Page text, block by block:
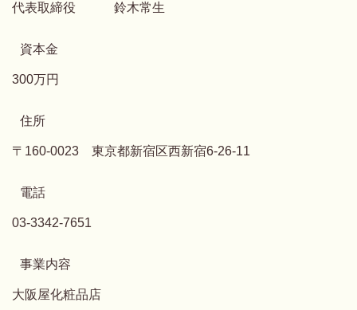
代表取締役 鈴木常生
資本金
300万円
住所
〒160-0023 東京都新宿区西新宿6-26-11
電話
03-3342-7651
事業内容
大阪屋化粧品店